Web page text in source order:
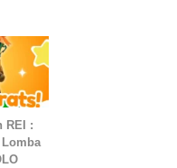
REI :